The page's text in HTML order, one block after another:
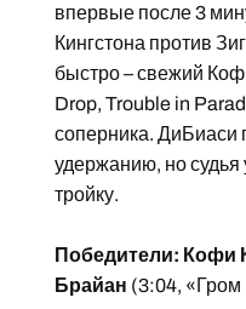
впервые после 3
Кингстона против
быстро – свежий
Drop, Trouble in
соперника.
удержанию, но судья
тройку.
Победители: Кофи
Брайан (3:04, «Гром